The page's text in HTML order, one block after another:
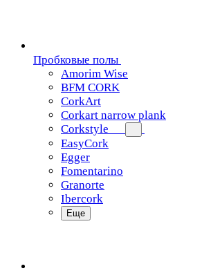
Пробковые полы
Amorim Wise
BFM CORK
CorkArt
Corkart narrow plank
Corkstyle
EasyCork
Egger
Fomentarino
Granorte
Ibercork
Еще